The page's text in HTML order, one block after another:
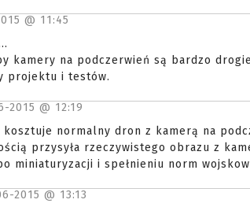
@ 11:45
kamery na podczerwień są bardzo
projektu i testów.
2015 @ 12:19
kosztuje normalny dron z kamerą na
przysyła rzeczywistego obrazu z
miniaturyzacji i spełnieniu norm
2015 @ 13:13